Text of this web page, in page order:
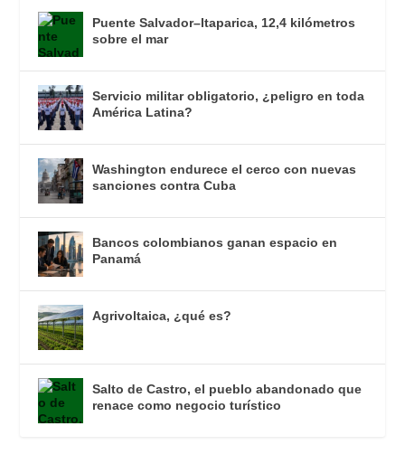
Puente Salvador–Itaparica, 12,4 kilómetros
sobre el mar
Servicio militar obligatorio, ¿peligro en toda
América Latina?
Washington endurece el cerco con nuevas
sanciones contra Cuba
Bancos colombianos ganan espacio en
Panamá
Agrivoltaica, ¿qué es?
Salto de Castro, el pueblo abandonado que
renace como negocio turístico